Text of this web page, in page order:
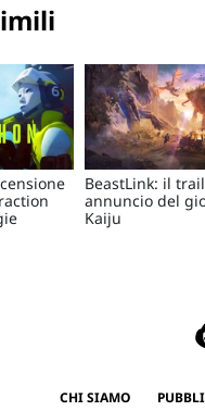
BeastLink: il
annuncio del
Kaiju
CHI SIAMO